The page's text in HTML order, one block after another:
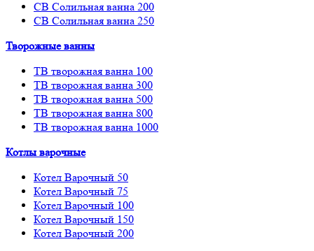
СВ Солильная ванна 200
СВ Солильная ванна 250
Творожные ванны
ТВ творожная ванна 100
ТВ творожная ванна 300
ТВ творожная ванна 500
ТВ творожная ванна 800
ТВ творожная ванна 1000
Котлы варочные
Котел Варочный 50
Котел Варочный 75
Котел Варочный 100
Котел Варочный 150
Котел Варочный 200